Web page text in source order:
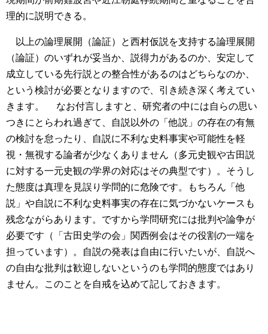
理的に説明できる。
以上の論理展開（論証）と西村仮説を支持する論理展開
（論証）のいずれが妥当か、説得力があるのか、安定して
成立している先行説との整合性があるのはどちらなのか、
という検討が必要となりますので、引き続き深く考えてい
きます。
なお付言しますと、研究者の中には自らの思い
つきにとらわれ過ぎて、自説以外の「他説」の存在の有無
の検討を怠ったり、自説に不利な史料事実や可能性を軽
視・無視する論者が少なくありません（多元史観や古田説
に対する一元史観の学界の対応はその典型です）。そうし
た態度は真理を見誤り学問的に危険です。もちろん「他
説」や自説に不利な史料事実の存在に気づかないケースも
残念ながらあります。ですから学問研究には批判や論争が
必要です（「古田史学の会」関西例会はその役割の一端を
担っています）。自説の発表は自由に行いたいが、自説へ
の自由な批判は歓迎しないというのも学問的態度ではあり
ません。このことを自戒を込めて記しておきます。